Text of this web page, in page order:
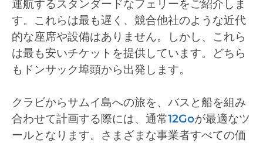
運航するスタンダードなフェリーをご紹介しま
す。これらは最も遅く、競合他社のような近代
的な座席や設備はありません。しかし、これら
は最も安いチケットを提供しています。どちら
もドンサック埠頭から出発します。
クラビからサムイ島への旅を、バスと船を組み
合わせて計画する際には、通常12Goが最適なツ
ールとなります。さまざまな事業者すべての価